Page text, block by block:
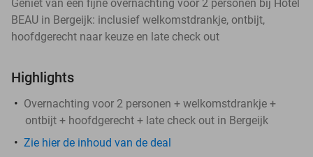
Geniet van een fijne overnachting voor 2 personen bij Hotel
BEAU in Bergeijk: inclusief welkomstdrankje, ontbijt,
hoofdgerecht naar keuze en late check out
Highlights
Overnachting voor 2 personen + welkomstdrankje +
ontbijt + hoofdgerecht + late check out in Bergeijk
Zie hier de inhoud van de deal